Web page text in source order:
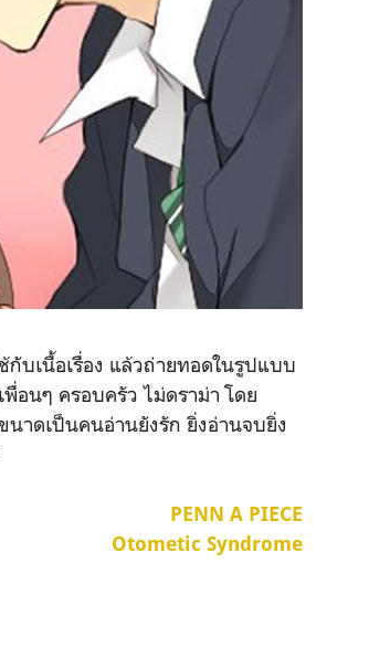
กับเนื้อเรื่อง แล้วถ่ายทอดในรูปแบบ
อนๆ ครอบครัว ไม่ดราม่า โดย
นาดเป็นคนอ่านยังรัก ยิ่งอ่านจบยิ่ง
PENN A PIECE
Otometic Syndrome